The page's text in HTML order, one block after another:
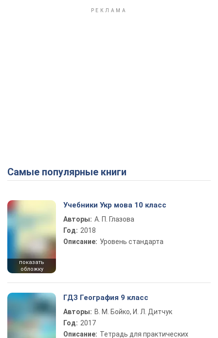
Самые популярные книги
показать
обложку
Учебники Укр мова 10 класс
Авторы: А. П. Глазова
Год: 2018
Описание: Уровень стандарта
ГДЗ География 9 класс
Авторы: В. М. Бойко, И. Л. Дитчук
Год: 2017
Описание: Тетрадь для практических